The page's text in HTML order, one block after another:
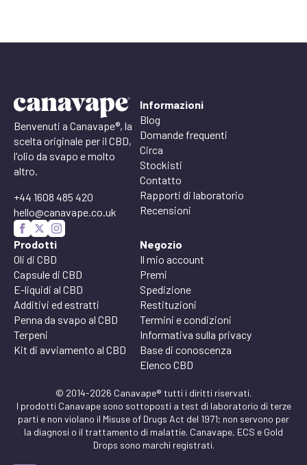
Benvenuti a Canavape®, la
scelta originale per il CBD,
l'olio da svapo e molto
altro.
+44 1608 485 420
hello@canavape.co.uk
Informazioni
Blog
Domande frequenti
Circa
Stockisti
Contatto
Rapporti di laboratorio
Recensioni
Prodotti
Oli di CBD
Capsule di CBD
E-liquidi al CBD
Additivi ed estratti
Penna da svapo al CBD
Terpeni
Kit di avviamento al CBD
Negozio
Il mio account
Premi
Spedizione
Restituzioni
Termini e condizioni
Informativa sulla privacy
Base di conoscenza
Elenco CBD
© 2014-2026 Canavape® tutti i diritti riservati.
I prodotti Canavape sono sottoposti a test di laboratorio di terze
parti e non violano il Misuse of Drugs Act del 1971; non servono per
la diagnosi o il trattamento di malattie. Canavape, ECS e Gold
Drops sono marchi registrati.